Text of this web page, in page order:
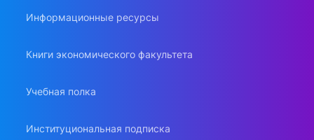
Информационные ресурсы
Книги экономического факультета
Учебная полка
Институциональная подписка